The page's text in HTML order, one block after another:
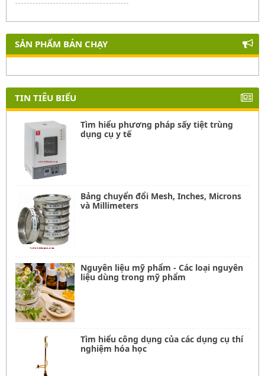
SẢN PHẨM BÁN CHẠY
TIN TIÊU BIỂU
Tìm hiểu phương pháp sấy tiệt trùng
dụng cụ y tế
Bảng chuyển đổi Mesh, Inches, Microns
và Millimeters
Nguyên liệu mỹ phẩm - Các loại nguyên
liệu dùng trong mỹ phẩm
Tìm hiểu công dụng của các dụng cụ thí
nghiệm hóa học